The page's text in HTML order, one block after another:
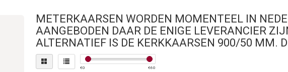
METERKAARSEN WORDEN MOMENTEEL IN
AANGEBODEN DAAR DE ENIGE LEVERANCIER
ALTERNATIEF IS DE KERKKAARSEN 900/50 MM.
€0 €60